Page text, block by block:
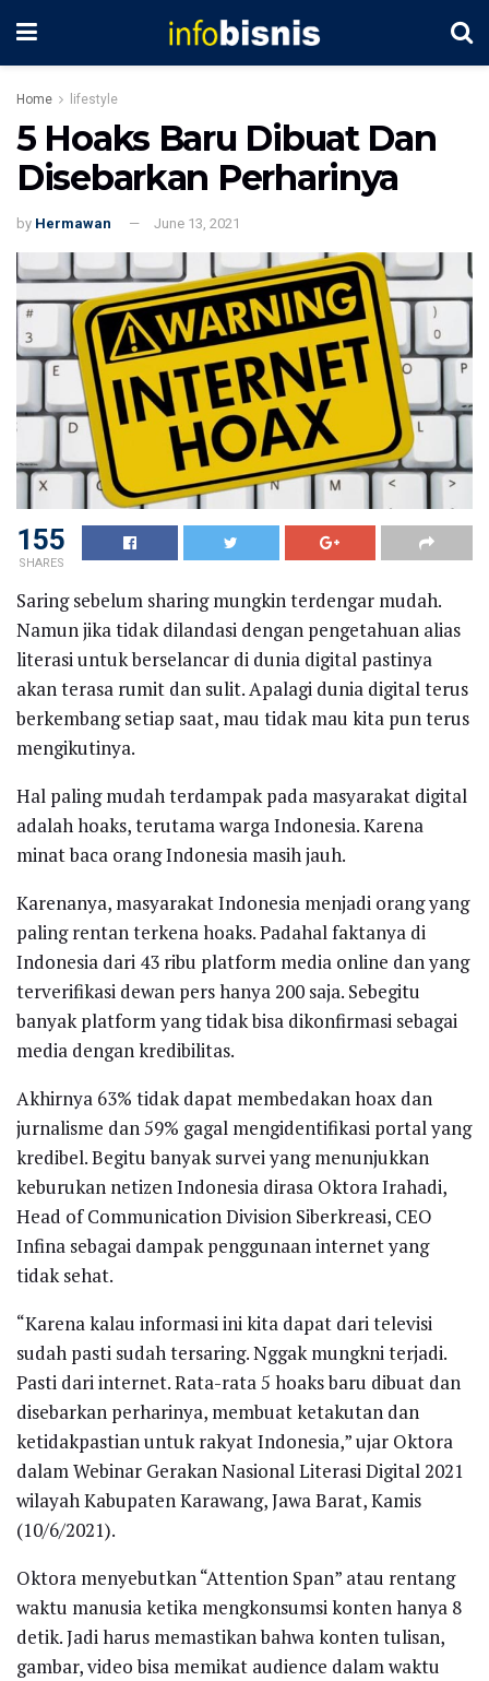
Home lifestyle
5 Hoaks Baru Dibuat Dan
Disebarkan Perharinya
by Hermawan June 13, 2021
155
SHARES
Saring sebelum sharing mungkin terdengar mudah.
Namun jika tidak dilandasi dengan pengetahuan alias
literasi untuk berselancar di dunia digital pastinya
akan terasa rumit dan sulit. Apalagi dunia digital terus
berkembang setiap saat, mau tidak mau kita pun terus
mengikutinya.
Hal paling mudah terdampak pada masyarakat digital
adalah hoaks, terutama warga Indonesia. Karena
minat baca orang Indonesia masih jauh.
Karenanya, masyarakat Indonesia menjadi orang yang
paling rentan terkena hoaks. Padahal faktanya di
Indonesia dari 43 ribu platform media online dan yang
terverifikasi dewan pers hanya 200 saja. Sebegitu
banyak platform yang tidak bisa dikonfirmasi sebagai
media dengan kredibilitas.
Akhirnya 63% tidak dapat membedakan hoax dan
jurnalisme dan 59% gagal mengidentifikasi portal yang
kredibel. Begitu banyak survei yang menunjukkan
keburukan netizen Indonesia dirasa Oktora Irahadi,
Head of Communication Division Siberkreasi, CEO
Infina sebagai dampak penggunaan internet yang
tidak sehat.
“Karena kalau informasi ini kita dapat dari televisi
sudah pasti sudah tersaring. Nggak mungkni terjadi.
Pasti dari internet. Rata-rata 5 hoaks baru dibuat dan
disebarkan perharinya, membuat ketakutan dan
ketidakpastian untuk rakyat Indonesia,” ujar Oktora
dalam Webinar Gerakan Nasional Literasi Digital 2021
wilayah Kabupaten Karawang, Jawa Barat, Kamis
(10/6/2021).
Oktora menyebutkan “Attention Span” atau rentang
waktu manusia ketika mengkonsumsi konten hanya 8
detik. Jadi harus memastikan bahwa konten tulisan,
gambar, video bisa memikat audience dalam waktu